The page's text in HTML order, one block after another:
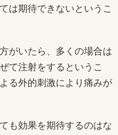
は期待できないというこ
がいたら、多くの場合は
て注射をするというこ
る外的刺激により痛みが
も効果を期待するのはな